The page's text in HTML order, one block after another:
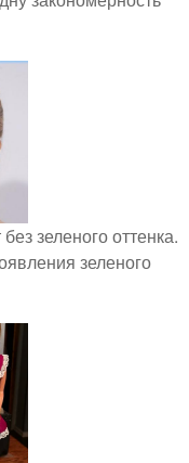
зеленого оттенка.
зеленого